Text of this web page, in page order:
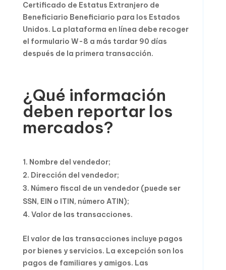
Certificado de Estatus Extranjero de
Beneficiario Beneficiario para los Estados
Unidos. La plataforma en línea debe recoger
el formulario W-8 a más tardar 90 días
después de la primera transacción.
¿Qué información
deben reportar los
mercados?
Nombre del vendedor;
Dirección del vendedor;
Número fiscal de un vendedor (puede ser
SSN, EIN o ITIN, número ATIN);
Valor de las transacciones.
El valor de las transacciones incluye pagos
por bienes y servicios. La excepción son los
pagos de familiares y amigos. Las